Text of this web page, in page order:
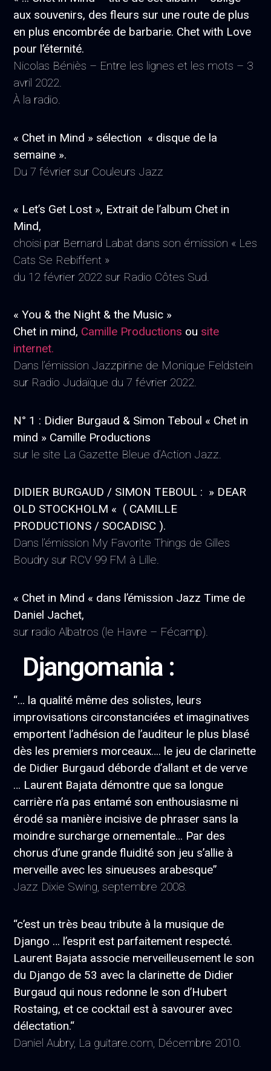
aux souvenirs, des fleurs sur une route de plus
en plus encombrée de barbarie. Chet with Love
pour l’éternité.
Nicolas Béniès – Entre les lignes et les mots – 3
avril 2022.
À la radio.
« Chet in Mind » sélection « disque de la
semaine ».
Du 7 février sur Couleurs Jazz
« Let’s Get Lost », Extrait de l’album Chet in
Mind,
choisi par Bernard Labat dans son émission « Les
Cats Se Rebiffent »
du 12 février 2022 sur Radio Côtes Sud.
« You & the Night & the Music »
Chet in mind, Camille Productions ou site
internet.
Dans l’émission Jazzpirine de Monique Feldstein
sur Radio Judaïque du 7 février 2022.
N° 1 : Didier Burgaud & Simon Teboul « Chet in
mind » Camille Productions
sur le site La Gazette Bleue d’Action Jazz.
DIDIER BURGAUD / SIMON TEBOUL : » DEAR
OLD STOCKHOLM « ( CAMILLE
PRODUCTIONS / SOCADISC ).
Dans l’émission My Favorite Things de Gilles
Boudry sur RCV 99 FM à Lille.
« Chet in Mind « dans l’émission Jazz Time de
Daniel Jachet,
sur radio Albatros (le Havre – Fécamp).
Djangomania :
“… la qualité même des solistes, leurs
improvisations circonstanciées et imaginatives
emportent l’adhésion de l’auditeur le plus blasé
dès les premiers morceaux…. le jeu de clarinette
de Didier Burgaud déborde d’allant et de verve
… Laurent Bajata démontre que sa longue
carrière n’a pas entamé son enthousiasme ni
érodé sa manière incisive de phraser sans la
moindre surcharge ornementale… Par des
chorus d’une grande fluidité son jeu s’allie à
merveille avec les sinueuses arabesque”
Jazz Dixie Swing, septembre 2008.
“c’est un très beau tribute à la musique de
Django … l’esprit est parfaitement respecté.
Laurent Bajata associe merveilleusement le son
du Django de 53 avec la clarinette de Didier
Burgaud qui nous redonne le son d’Hubert
Rostaing, et ce cocktail est à savourer avec
délectation.“
Daniel Aubry, La guitare.com, Décembre 2010.